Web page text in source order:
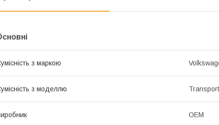
з маркою
з моделлю
OEM